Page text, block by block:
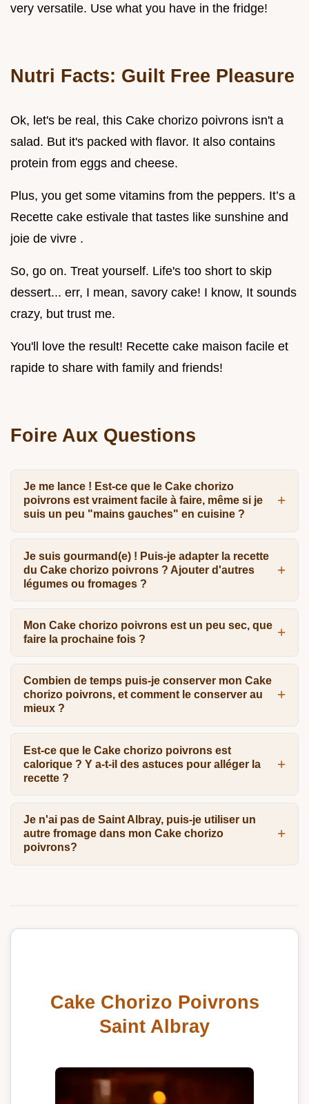
very versatile. Use what you have in the fridge!
Nutri Facts: Guilt Free Pleasure
Ok, let's be real, this Cake chorizo poivrons isn't a
salad. But it's packed with flavor. It also contains
protein from eggs and cheese.
Plus, you get some vitamins from the peppers. It’s a
Recette cake estivale that tastes like sunshine and
joie de vivre .
So, go on. Treat yourself. Life's too short to skip
dessert... err, I mean, savory cake! I know, It sounds
crazy, but trust me.
You'll love the result! Recette cake maison facile et
rapide to share with family and friends!
Foire Aux Questions
Je me lance ! Est-ce que le Cake chorizo
poivrons est vraiment facile à faire, même si je
suis un peu "mains gauches" en cuisine ?
Je suis gourmand(e) ! Puis-je adapter la recette
du Cake chorizo poivrons ? Ajouter d'autres
légumes ou fromages ?
Mon Cake chorizo poivrons est un peu sec, que
faire la prochaine fois ?
Combien de temps puis-je conserver mon Cake
chorizo poivrons, et comment le conserver au
mieux ?
Est-ce que le Cake chorizo poivrons est
calorique ? Y a-t-il des astuces pour alléger la
recette ?
Je n'ai pas de Saint Albray, puis-je utiliser un
autre fromage dans mon Cake chorizo
poivrons?
Cake Chorizo Poivrons
Saint Albray